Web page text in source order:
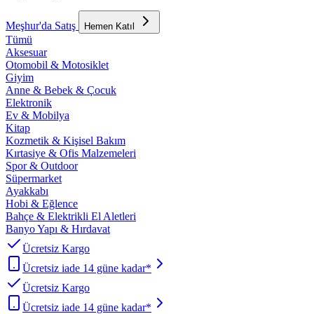
Meşhur'da Satış Hemen Katıl
Tümü
Aksesuar
Otomobil & Motosiklet
Giyim
Anne & Bebek & Çocuk
Elektronik
Ev & Mobilya
Kitap
Kozmetik & Kişisel Bakım
Kırtasiye & Ofis Malzemeleri
Spor & Outdoor
Süpermarket
Ayakkabı
Hobi & Eğlence
Bahçe & Elektrikli El Aletleri
Banyo Yapı & Hırdavat
Ücretsiz Kargo
Ücretsiz iade 14 güne kadar*
Ücretsiz Kargo
Ücretsiz iade 14 güne kadar*